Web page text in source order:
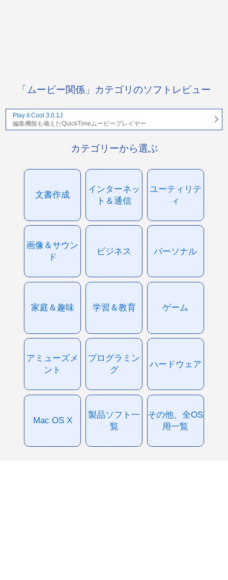
「ムービー関係」カテゴリのソフトレビュー
Play it Cool 3.0.1J
編集機能も備えたQuickTimeムービープレイヤー
カテゴリーから選ぶ
文書作成
インターネッ
ト＆通信
ユーティリテ
ィ
画像＆サウン
ド
ビジネス パーソナル
家庭＆趣味 学習＆教育 ゲーム
アミューズメ
ント
プログラミン
グ
ハードウェア
Mac OS X
製品ソフト一
覧
その他、全OS
用一覧